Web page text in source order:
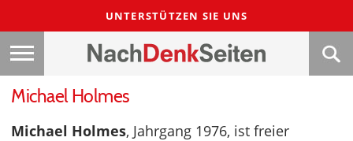
UNTERSTÜTZEN SIE UNS
Michael Holmes
Michael Holmes, Jahrgang 1976, ist freier